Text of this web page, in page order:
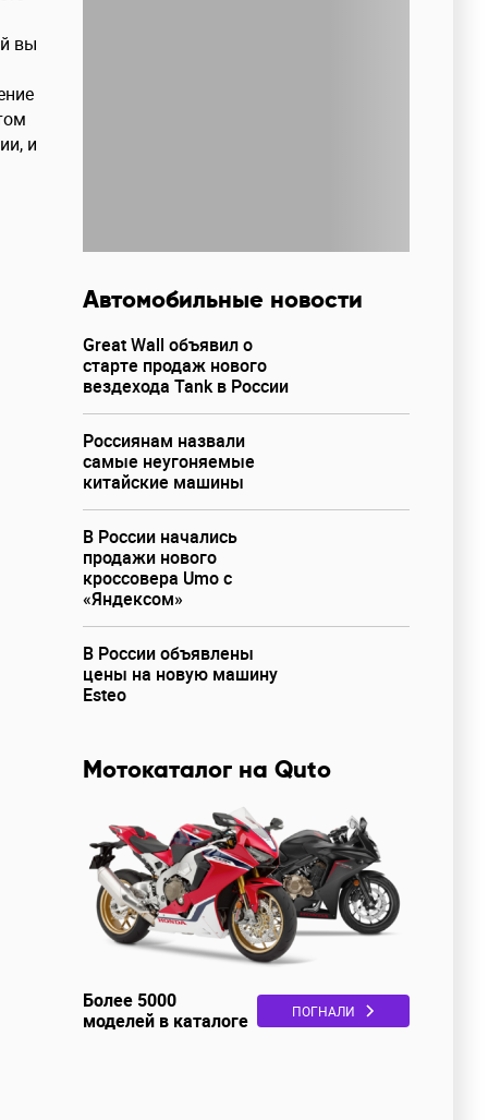
вы
и
Автомобильные новости
Great Wall объявил о
старте продаж нового
вездехода Tank в России
Россиянам назвали
самые неугоняемые
китайские машины
В России начались
продажи нового
кроссовера Umo с
«Яндексом»
В России объявлены
цены на новую машину
Esteo
Мотокаталог на Quto
Более 5000
моделей в каталоге
ПОГНАЛИ